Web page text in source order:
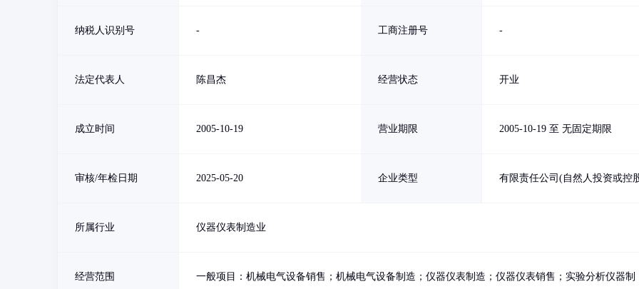
纳税人识别号 - 工商注册号 -
法定代表人 陈昌杰 经营状态 开业
成立时间 2005-10-19 营业期限 2005-10-19 至 无固定期限
审核/年检日期 2025-05-20 企业类型 有限责任公司(自然人投资或控
所属行业 仪器仪表制造业
经营范围 一般项目：机械电气设备销售；机械电气设备制造；仪器仪表制造；仪器仪表销售；实验分析仪器制